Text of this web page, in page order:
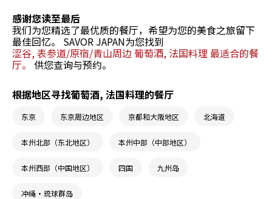
感谢您读至最后
我们为您精选了最优质的餐厅，希望为您的美食之旅留下
最佳回忆。 SAVOR JAPAN为您找到
涩谷, 表参道/原宿/青山周边 葡萄酒, 法国料理 最适合的餐
厅。 供您查询与预约。
根据地区寻找葡萄酒, 法国料理的餐厅
东京 东京周边地区 京都和大阪地区 北海道
本州北部（东北地区） 本州中部（中部地区）
本州西部（中国地区） 四国 九州岛
冲绳・琉球群岛